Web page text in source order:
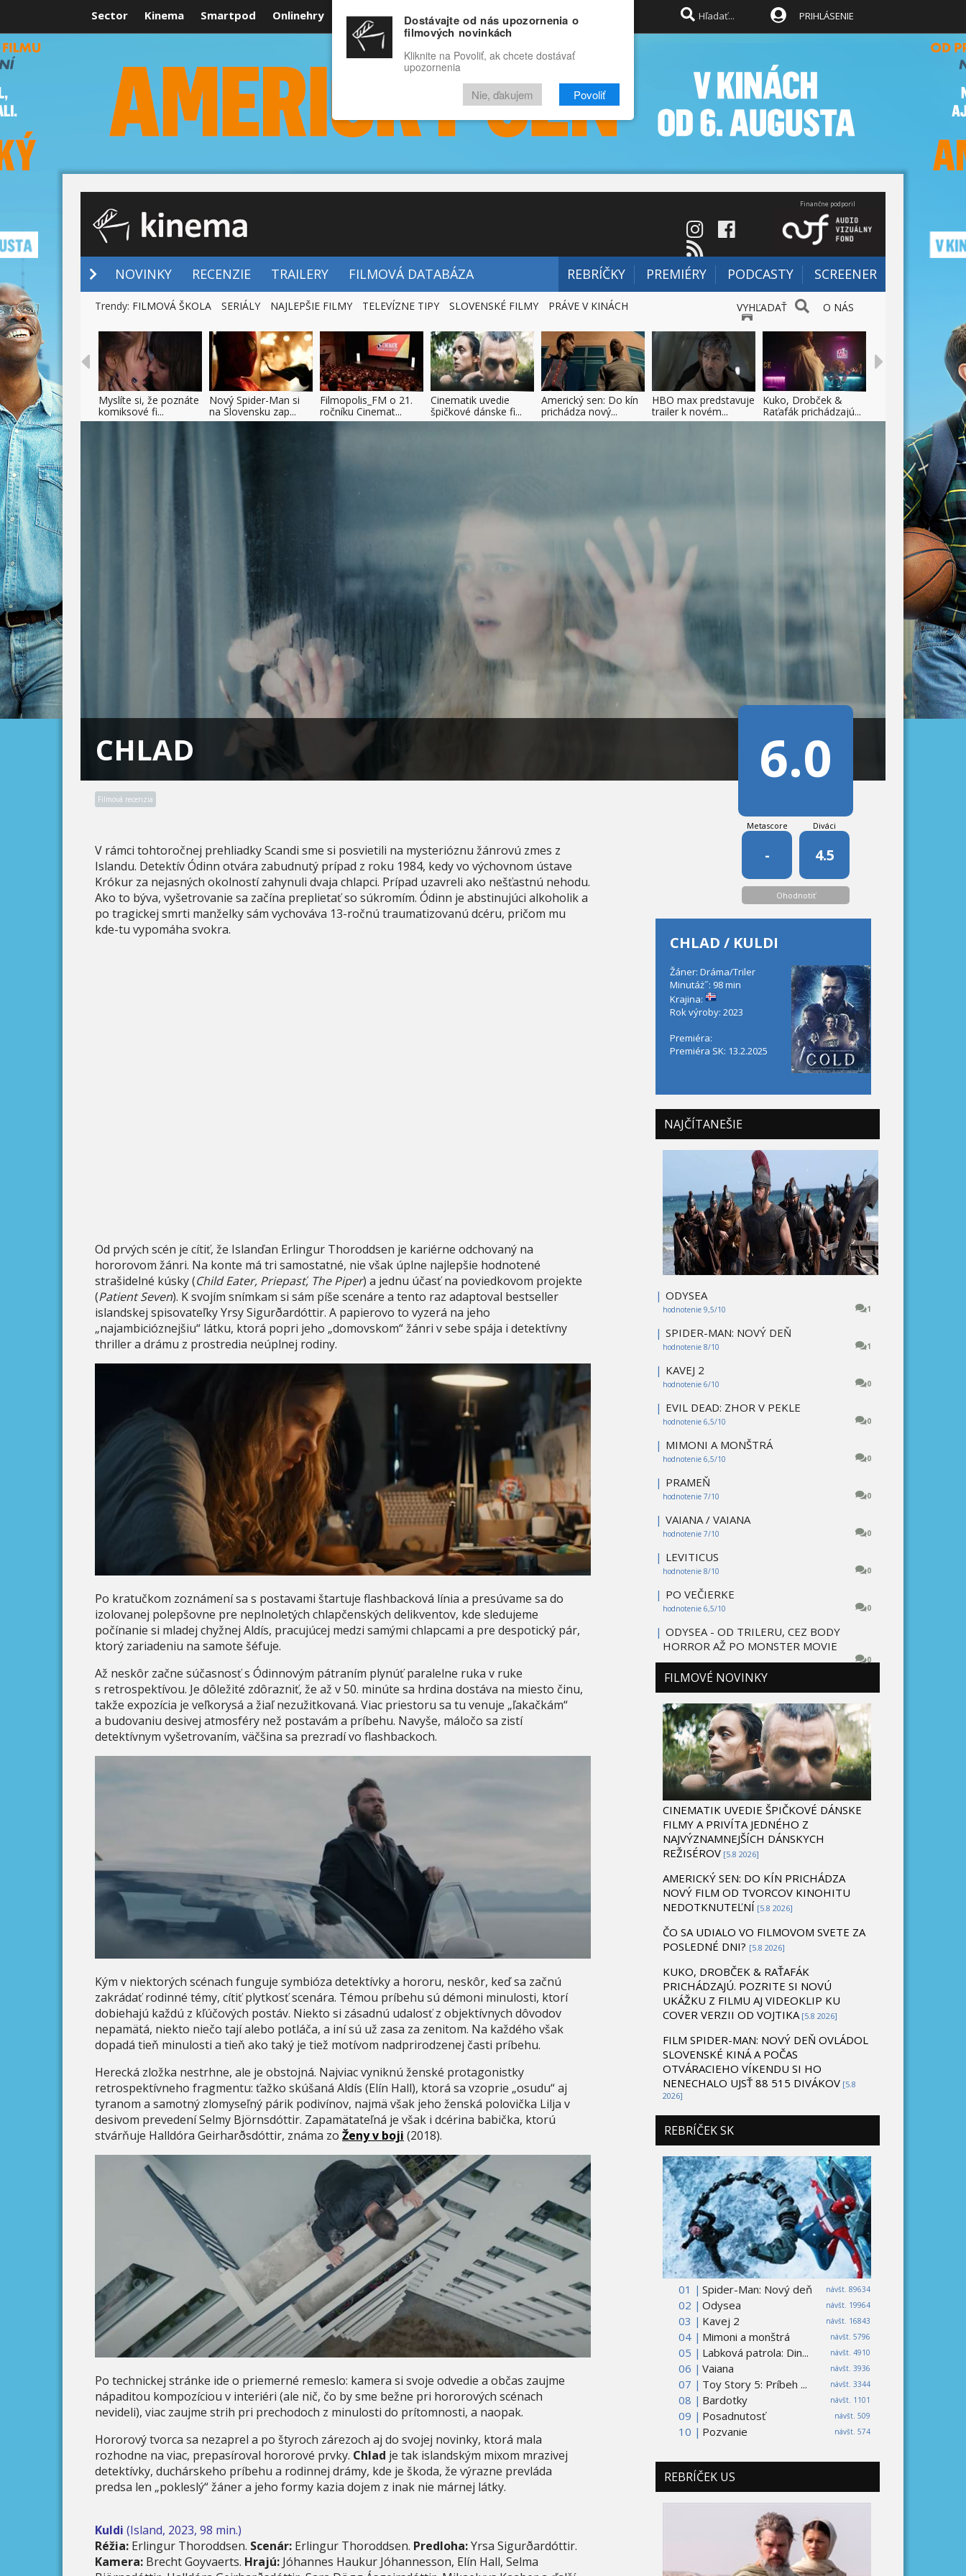
Sector Kinema Smartpod Onlinehry Rozprávky Funny Docu
RECENZIE VIDEÁ FILMY
PRIHLÁSENIE
Finančne podporil
NOVINKY RECENZIE TRAILERY FILMOVÁ DATABÁZA REBRÍČKY PREMIÉRY PODCASTY SCREENER
VYHĽADAŤ O NÁS
Trendy: FILMOVÁ ŠKOLA SERIÁLY NAJLEPŠIE FILMY TELEVÍZNE TIPY SLOVENSKÉ FILMY PRÁVE V KINÁCH
Myslíte si, že poznáte
komiksové fi...
Nový Spider-Man si
na Slovensku zap...
Filmopolis_FM o 21.
ročníku Cinemat...
Cinematik uvedie
špičkové dánske fi...
Americký sen: Do kín
prichádza nový...
HBO max predstavuje
trailer k novém...
Kuko, Drobček &
Raťafák prichádzajú...
CHLAD 6.0
Filmová recenzia
V rámci tohtoročnej prehliadky Scandi sme si posvietili na mysterióznu žánrovú zmes z
Islandu. Detektív Ódinn otvára zabudnutý prípad z roku 1984, kedy vo výchovnom ústave
Krókur za nejasných okolností zahynuli dvaja chlapci. Prípad uzavreli ako nešťastnú nehodu.
Ako to býva, vyšetrovanie sa začína preplietať so súkromím. Ódinn je abstinujúci alkoholik a
po tragickej smrti manželky sám vychováva 13-ročnú traumatizovanú dcéru, pričom mu
kde-tu vypomáha svokra.
Od prvých scén je cítiť, že Islanďan Erlingur Thoroddsen je kariérne odchovaný na
hororovom žánri. Na konte má tri samostatné, nie však úplne najlepšie hodnotené
strašidelné kúsky (Child Eater, Priepasť, The Piper) a jednu účasť na poviedkovom projekte
(Patient Seven). K svojím snímkam si sám píše scenáre a tento raz adaptoval bestseller
islandskej spisovateľky Yrsy Sigurðardóttir. A papierovo to vyzerá na jeho
„najambicióznejšiu“ látku, ktorá popri jeho „domovskom“ žánri v sebe spája i detektívny
thriller a drámu z prostredia neúplnej rodiny.
Po kratučkom zoznámení sa s postavami štartuje flashbacková línia a presúvame sa do
izolovanej polepšovne pre neplnoletých chlapčenských delikventov, kde sledujeme
počínanie si mladej chyžnej Aldís, pracujúcej medzi samými chlapcami a pre despotický pár,
ktorý zariadeniu na samote šéfuje.
Až neskôr začne súčasnosť s Ódinnovým pátraním plynúť paralelne ruka v ruke
s retrospektívou. Je dôležité zdôrazniť, že až v 50. minúte sa hrdina dostáva na miesto činu,
takže expozícia je veľkorysá a žiaľ nezužitkovaná. Viac priestoru sa tu venuje „ľakačkám“
a budovaniu desivej atmosféry než postavám a príbehu. Navyše, máločo sa zistí
detektívnym vyšetrovaním, väčšina sa prezradí vo flashbackoch.
Kým v niektorých scénach funguje symbióza detektívky a hororu, neskôr, keď sa začnú
zakrádať rodinné témy, cítiť plytkosť scenára. Témou príbehu sú démoni minulosti, ktorí
dobiehajú každú z kľúčových postáv. Niekto si zásadnú udalosť z objektívnych dôvodov
nepamätá, niekto niečo tají alebo potláča, a iní sú už zasa za zenitom. Na každého však
dopadá tieň minulosti a tieň ako taký je tiež motívom nadprirodzenej časti príbehu.
Herecká zložka nestrhne, ale je obstojná. Najviac vyniknú ženské protagonistky
retrospektívneho fragmentu: ťažko skúšaná Aldís (Elín Hall), ktorá sa vzoprie „osudu“ aj
tyranom a samotný zlomyseľný párik podivínov, najmä však jeho ženská polovička Lilja v
desivom prevedení Selmy Björnsdóttir. Zapamätateľná je však i dcérina babička, ktorú
stvárňuje Halldóra Geirharðsdóttir, známa zo Ženy v boji (2018).
Po technickej stránke ide o priemerné remeslo: kamera si svoje odvedie a občas zaujme
nápaditou kompozíciou v interiéri (ale nič, čo by sme bežne pri hororových scénach
nevideli), viac zaujme strih pri prechodoch z minulosti do prítomnosti, a naopak.
Hororový tvorca sa nezaprel a po štyroch zárezoch aj do svojej novinky, ktorá mala
rozhodne na viac, prepasíroval hororové prvky. Chlad je tak islandským mixom mrazivej
detektívky, duchárskeho príbehu a rodinnej drámy, kde je škoda, že výrazne prevláda
predsa len „pokleslý“ žáner a jeho formy kazia dojem z inak nie márnej látky.
Kuldi (Island, 2023, 98 min.)
Réžia: Erlingur Thoroddsen. Scenár: Erlingur Thoroddsen. Predloha:Yrsa Sigurðardóttir.
Kamera: Brecht Goyvaerts. Hrajú: Jóhannes Haukur Jóhannesson, Elín Hall, Selma
Metascore
-
Diváci
4.5
Ohodnotiť
CHLAD / KULDI
Žáner: Dráma/Triler
Minutáż˝: 98 min
Krajina:
Rok výroby: 2023
Premiéra:
Premiéra SK: 13.2.2025
NAJČÍTANEŠIE
| ODYSEA
1
hodnotenie 9,5/10
| SPIDER-MAN: NOVÝ DEŇ
1
hodnotenie 8/10
| KAVEJ 2
0
hodnotenie 6/10
| EVIL DEAD: ZHOR V PEKLE
0
hodnotenie 6,5/10
| MIMONI A MONŠTRÁ
0
hodnotenie 6,5/10
| PRAMEŇ
0
hodnotenie 7/10
| VAIANA / VAIANA
0
hodnotenie 7/10
| LEVITICUS
0
hodnotenie 8/10
| PO VEČIERKE
0
hodnotenie 6,5/10
| ODYSEA - OD TRILERU, CEZ BODY
HORROR AŽ PO MONSTER MOVIE
0
FILMOVÉ NOVINKY
CINEMATIK UVEDIE ŠPIČKOVÉ DÁNSKE
FILMY A PRIVÍTA JEDNÉHO Z
NAJVÝZNAMNEJŠÍCH DÁNSKYCH
REŽISÉROV [5.8 2026]
AMERICKÝ SEN: DO KÍN PRICHÁDZA
NOVÝ FILM OD TVORCOV KINOHITU
NEDOTKNUTEĽNÍ [5.8 2026]
ČO SA UDIALO VO FILMOVOM SVETE ZA
POSLEDNÉ DNI? [5.8 2026]
KUKO, DROBČEK & RAŤAFÁK
PRICHÁDZAJÚ. POZRITE SI NOVÚ
UKÁŽKU Z FILMU AJ VIDEOKLIP KU
COVER VERZII OD VOJTIKA [5.8 2026]
FILM SPIDER-MAN: NOVÝ DEŇ OVLÁDOL
SLOVENSKÉ KINÁ A POČAS
OTVÁRACIEHO VÍKENDU SI HO
NENECHALO UJSŤ 88 515 DIVÁKOV [5.8
2026]
REBRÍČEK SK
01 | návšt. 89634
Spider-Man: Nový deň
02 |
návšt. 19964
Odysea
03 |
návšt. 16843
Kavej 2
04 |
návšt. 5796
Mimoni a monštrá
05 |
návšt. 4910
Labková patrola: Din...
06 |
návšt. 3936
Vaiana
07 |
návšt. 3344
Toy Story 5: Príbeh ...
08 |
návšt. 1101
Bardotky
09 |
návšt. 509
Posadnutosť
10 |
návšt. 574
Pozvanie
REBRÍČEK US
Dostávajte od nás upozornenia o
filmových novinkách
Kliknite na Povoliť, ak chcete dostávať
upozornenia
Nie, ďakujem Povoliť